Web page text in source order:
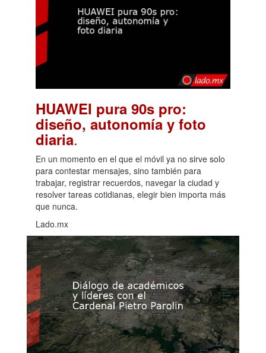
HUAWEI pura 90s pro:
diseño, autonomía y foto
diaria.
En un momento en el que el móvil ya no sirve solo
para contestar mensajes, sino también para
trabajar, registrar recuerdos, navegar la ciudad y
resolver tareas cotidianas, elegir bien importa más
que nunca.
Lado.mx